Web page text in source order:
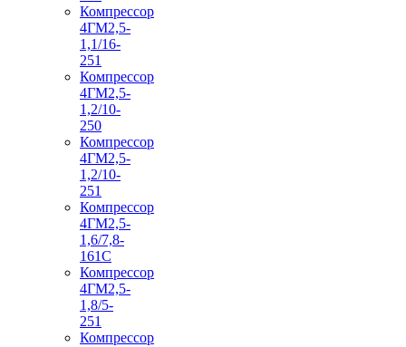
Компрессор
4ГМ2,5-
1,1/16-
251
Компрессор
4ГМ2,5-
1,2/10-
250
Компрессор
4ГМ2,5-
1,2/10-
251
Компрессор
4ГМ2,5-
1,6/7,8-
161С
Компрессор
4ГМ2,5-
1,8/5-
251
Компрессор